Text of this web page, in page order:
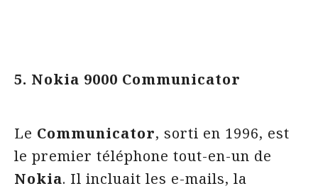
5. Nokia 9000 Communicator
Le Communicator, sorti en 1996, est
le premier téléphone tout-en-un de
Nokia. Il incluait les e-mails, la